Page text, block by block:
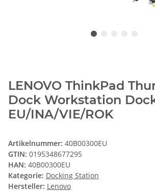
LENOVO ThinkPad
Dock Workstation
EU/INA/VIE/ROK
Artikelnummer: 40B00300EU
GTIN: 0195348677295
HAN: 40B00300EU
Kategorie: Docking Station
Hersteller: Lenovo